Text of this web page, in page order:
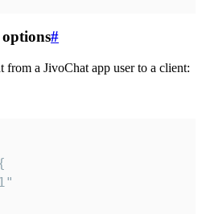
#
from a JivoChat app user to a client: